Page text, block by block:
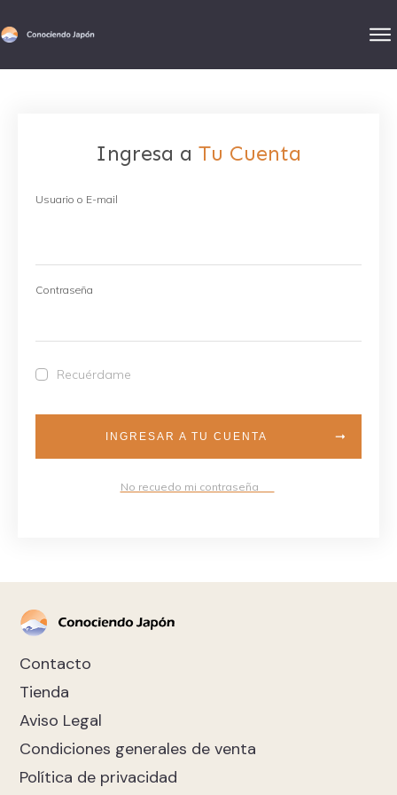
Ingresa a Tu Cuenta
Usuario o E-mail
Contraseña
Recuérdame
INGRESAR A TU CUENTA
No recuedo mi contraseña
Contacto
Tienda
Aviso Legal
Condiciones generales de venta
Política de privacidad